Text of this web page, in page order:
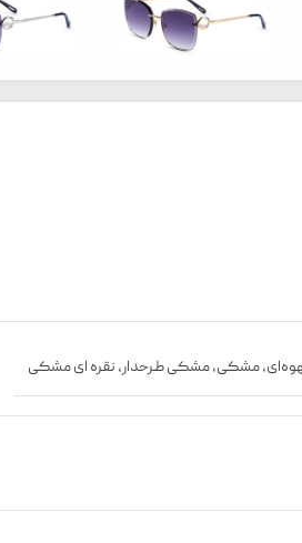
,مشکی,مشکی طرحدار, نقره ای مشکی